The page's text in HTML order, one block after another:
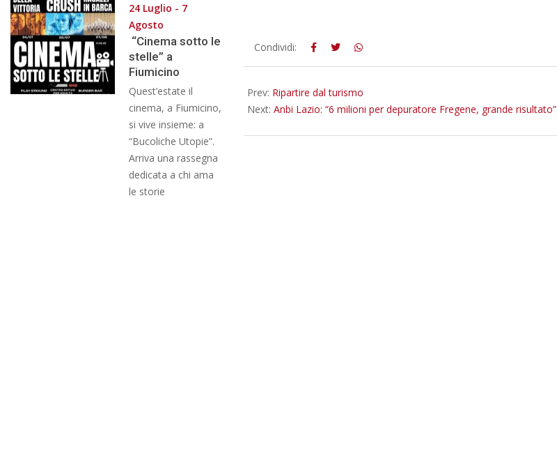
2023-
05-
Condividi:
Prev: Ripartire dal turismo
Next: Anbi Lazio: “6 milioni per depuratore Fregene, grande risultato”
24 Luglio - 7
Agosto
“Cinema sotto le
stelle” a
Fiumicino
Quest’estate il
cinema, a Fiumicino,
si vive insieme: a
“Bucoliche Utopie”.
Arriva una rassegna
dedicata a chi ama
le storie